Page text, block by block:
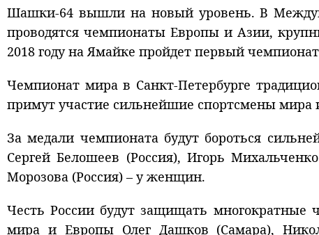
Шашки-64 вышли на новый уровень. В
проводятся чемпионаты Европы и Азии,
2018 году на Ямайке пройдет первый
Чемпионат мира в Санкт-Петербурге
примут участие сильнейшие спортсмены мира
За медали чемпионата будут бороться
Сергей Белошеев (Россия), Игорь
Морозова (Россия) – у женщин.
Честь России будут защищать
мира и Европы Олег Дашков (Самара),